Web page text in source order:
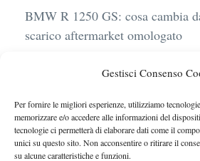
Gestisci Consenso
Per fornire le migliori esperienze, utilizziamo
memorizzare e/o accedere alle informazioni del
tecnologie ci permetterà di elaborare dati come il
unici su questo sito. Non acconsentire o ritirare il
su alcune caratteristiche e funzioni.
BMW R 1250 GS: cosa cambia
scarico aftermarket omologato
sostenibile, stile, anche con
termine
Ufficiale l’arrivo degli stop
obbligatori in Italia